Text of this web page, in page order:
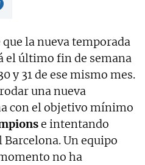
que la nueva temporada
el último fin de semana
y 31 de ese mismo mes.
una nueva
con el objetivo mínimo
e intentando
Un equipo
no ha